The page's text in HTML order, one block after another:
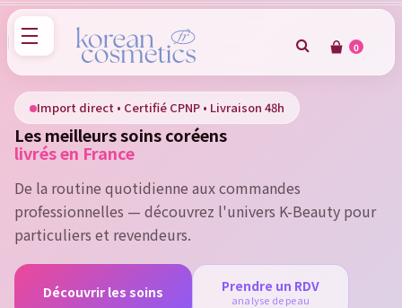
0
Import direct • Certifié CPNP • Livraison 48h
Les meilleurs soins coréens
livrés en France
De la routine quotidienne aux commandes
professionnelles — découvrez l'univers K-Beauty pour
particuliers et revendeurs.
Découvrir les soins Prendre un RDV
analyse de peau
Sign in
You need to be logged in to save products in your wish
list.
Cancel